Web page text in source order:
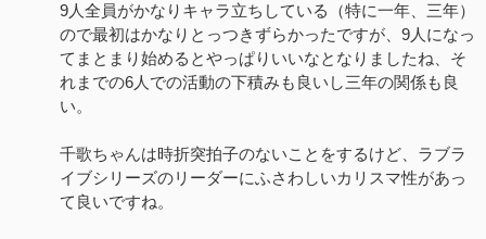
9人全員がかなりキャラ立ちしている（特に一年、三年）
ので最初はかなりとっつきずらかったですが、9人になっ
てまとまり始めるとやっぱりいいなとなりましたね、そ
れまでの6人での活動の下積みも良いし三年の関係も良
い。
千歌ちゃんは時折突拍子のないことをするけど、ラブラ
イブシリーズのリーダーにふさわしいカリスマ性があっ
て良いですね。